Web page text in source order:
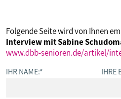
VERANSTALTUNGEN
Folgende Seite wird von Ihnen
Interview mit Sabine
www.dbb-senioren.de/artikel/
IHR NAME:* IHRE